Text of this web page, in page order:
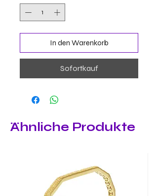
In den Warenkorb
Sofortkauf
Ähnliche Produkte